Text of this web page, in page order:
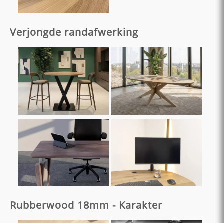
Verjongde randafwerking
Rubberwood 18mm - Karakter